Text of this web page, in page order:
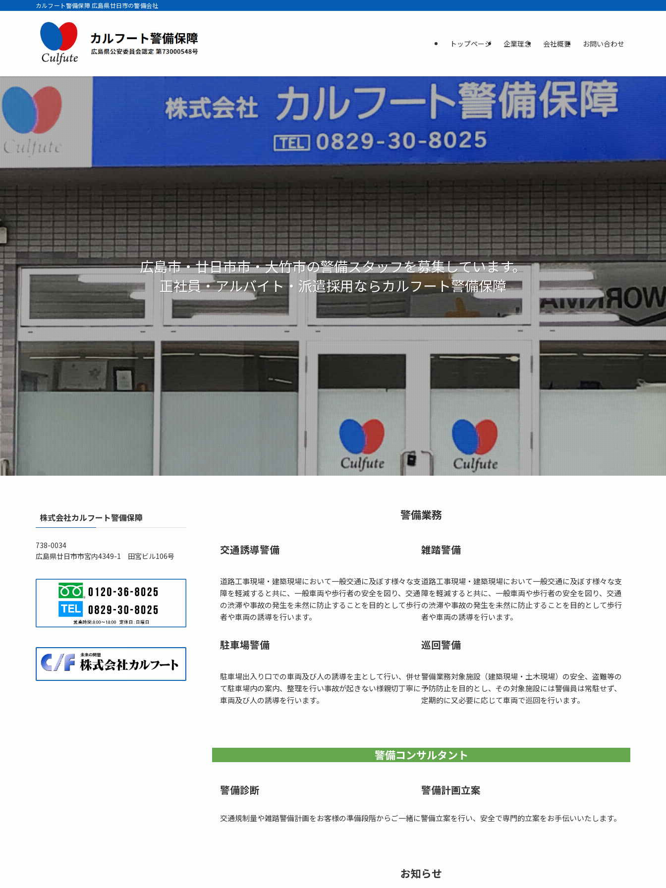
カルフート警備保障 広島県廿日市の警備会社
トップページ 企業理念 会社概要 お問い合わせ
広島市・廿日市市・大竹市の警備スタッフを募集しています。
正社員・アルバイト・派遣採用ならカルフート警備保障
警備業務
交通誘導警備
道路工事現場・建築現場において一般交通に及ぼす様々な支
障を軽減すると共に、一般車両や歩行者の安全を図り、交通
の渋滞や事故の発生を未然に防止することを目的として歩行
者や車両の誘導を行います。
雑踏警備
道路工事現場・建築現場において一般交通に及ぼす様々な支
障を軽減すると共に、一般車両や歩行者の安全を図り、交通
の渋滞や事故の発生を未然に防止することを目的として歩行
者や車両の誘導を行います。
駐車場警備
駐車場出入り口での車両及び人の誘導を主として行い、併せ
て駐車場内の案内、整理を行い事故が起きない様親切丁寧に
車両及び人の誘導を行います。
巡回警備
警備業務対象施設（建築現場・土木現場）の安全、盗難等の
予防防止を目的とし、その対象施設には警備員は常駐せず、
定期的に又必要に応じて車両で巡回を行います。
警備コンサルタント
警備診断 警備計画立案
交通規制量や雑踏警備計画をお客様の準備段階からご一緒に警備立案を行い、安全で専門的立案をお手伝いいたします。
お知らせ
株式会社カルフート警備保障
738-0034
広島県廿日市市宮内4349-1 田宮ビル106号